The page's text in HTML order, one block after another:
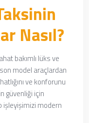
Nasıl?
bakımlı lüks ve
model araçlardan
ve konforunu
güvenliği için
işleyişimizi modern